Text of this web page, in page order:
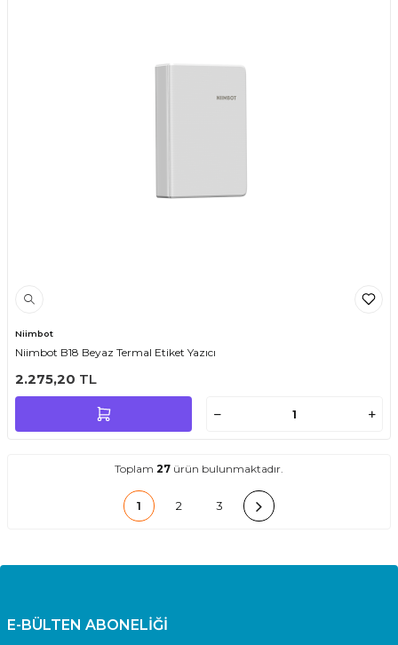
Niimbot
Niimbot B18 Beyaz Termal Etiket Yazıcı
2.275,20 TL
Toplam 27 ürün bulunmaktadır.
1 2 3
E-BÜLTEN ABONELİĞİ